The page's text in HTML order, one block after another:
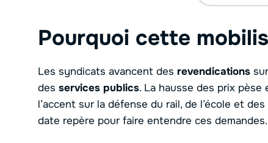
Pourquoi cette
Les syndicats avancent des revendications
des services publics. La hausse des prix pèse
l’accent sur la défense du rail, de l’école et
date repère pour faire entendre ces demandes.